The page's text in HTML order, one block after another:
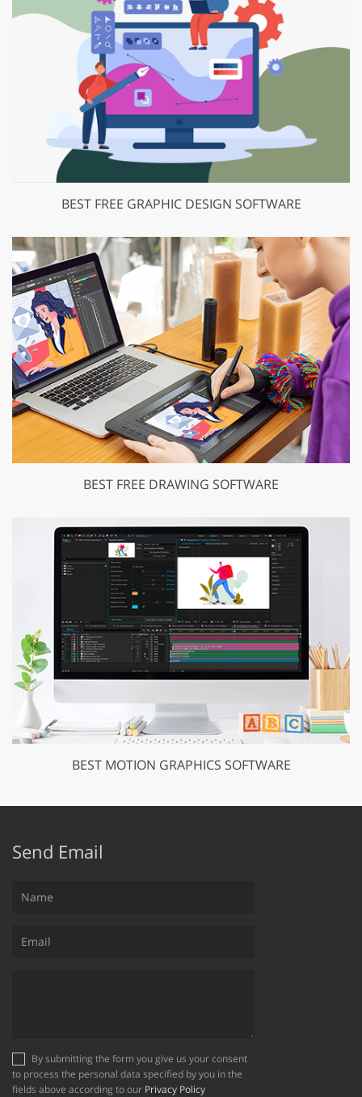
BEST FREE GRAPHIC DESIGN SOFTWARE
BEST FREE DRAWING SOFTWARE
BEST MOTION GRAPHICS SOFTWARE
Send Email
to process the personal data specified by you in the
fields above according to our Privacy Policy